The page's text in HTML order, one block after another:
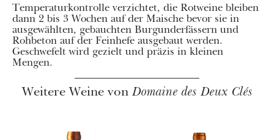
Temperaturkontrolle verzichtet, die Rotweine bleiben
dann 2 bis 3 Wochen auf der Maische bevor sie in
ausgewählten, gebauchten Burgunderfässern und
Rohbeton auf der Feinhefe ausgebaut werden.
Geschwefelt wird gezielt und präzis in kleinen
Mengen.
Weitere Weine vonDomaine des Deux Clés